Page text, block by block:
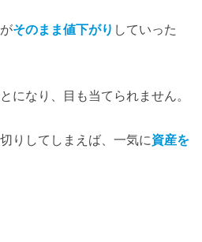
そのまま値下がり していった
になり、目も当てられません。
りしてしまえば、一気に資産を